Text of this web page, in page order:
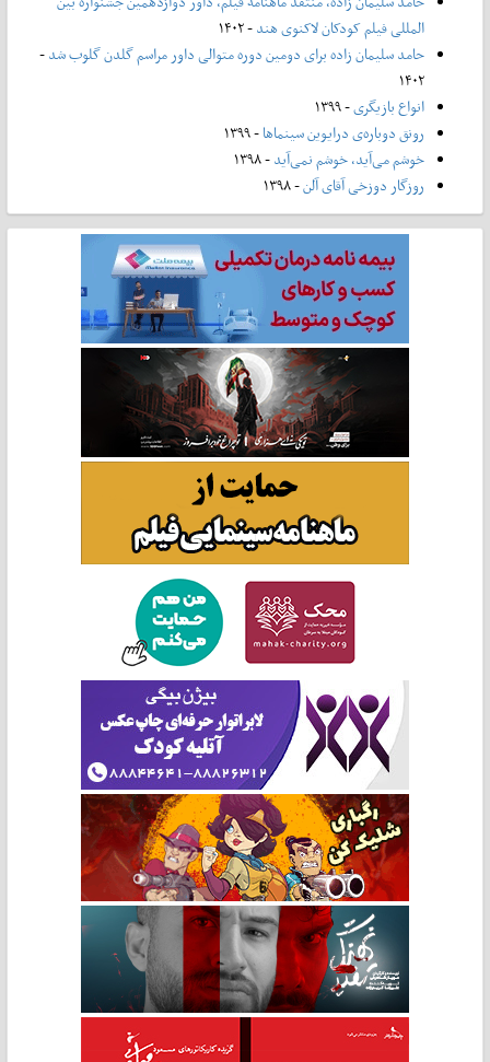
المللی فیلم کودکان لاکنوی هند- ۱۴۰۲
حامد سلیمان زاده برای دومین دوره متوالی داور مراسم گلدن گلوب شد-
۱۴۰۲
انواع بازیگری- ۱۳۹۹
رونق دوباره‌ی درایوین سینماها- ۱۳۹۹
خوشم می‌آید، خوشم نمی‌آید- ۱۳۹۸
روزگار دوزخی آقای آلن- ۱۳۹۸